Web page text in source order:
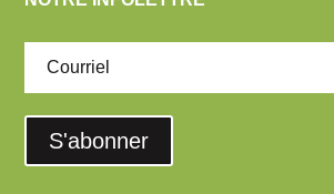
S'abonner